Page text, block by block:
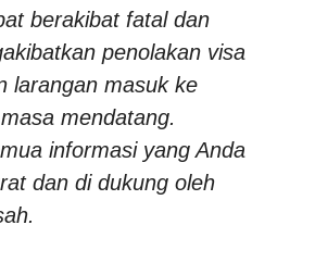
berakibat fatal dan
penolakan visa
larangan masuk ke
mendatang.
informasi yang Anda
dan di dukung oleh